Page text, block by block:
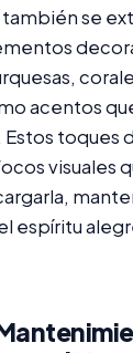
se
acentos
toques
visuales
espíritu